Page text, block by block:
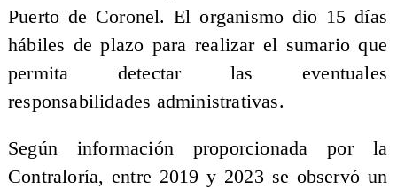
Puerto de Coronel. El organismo dio 15 días
hábiles de plazo para realizar el sumario que
permita detectar las eventuales
responsabilidades administrativas.
Según información proporcionada por la
Contraloría, entre 2019 y 2023 se observó un